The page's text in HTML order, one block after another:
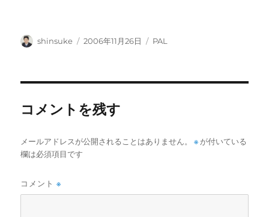
投
shinsuke
投
2006年11月26日
カ
PAL
コメントを残す
メールアドレスが公開されることはありません。 ※が付いている
欄は必須項目です
コメント※